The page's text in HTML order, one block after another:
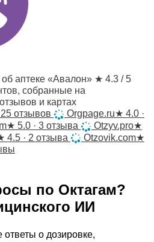
об аптеке «Авалон» ★ 4.3 / 5
собранные на
и картах
25 отзывов Orgpage.ru★ 4.0 ·
★ 5.0 · 3 отзыва Otzyv.pro★
4.5 · 2 отзыва Otzovik.com★
по Октагам?
ИИ
о дозировке,